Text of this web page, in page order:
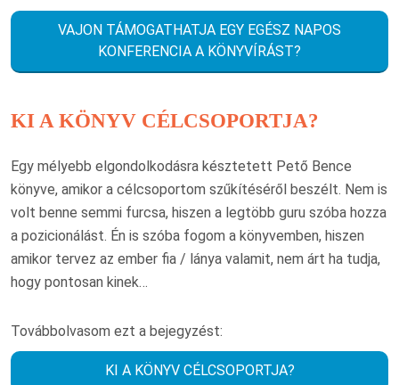
VAJON TÁMOGATHATJA EGY EGÉSZ NAPOS
KONFERENCIA A KÖNYVÍRÁST?
KI A KÖNYV CÉLCSOPORTJA?
Egy mélyebb elgondolkodásra késztetett Pető Bence
könyve, amikor a célcsoportom szűkítéséről beszélt. Nem is
volt benne semmi furcsa, hiszen a legtöbb guru szóba hozza
a pozicionálást. Én is szóba fogom a könyvemben, hiszen
amikor tervez az ember fia / lánya valamit, nem árt ha tudja,
hogy pontosan kinek…
Továbbolvasom ezt a bejegyzést:
KI A KÖNYV CÉLCSOPORTJA?